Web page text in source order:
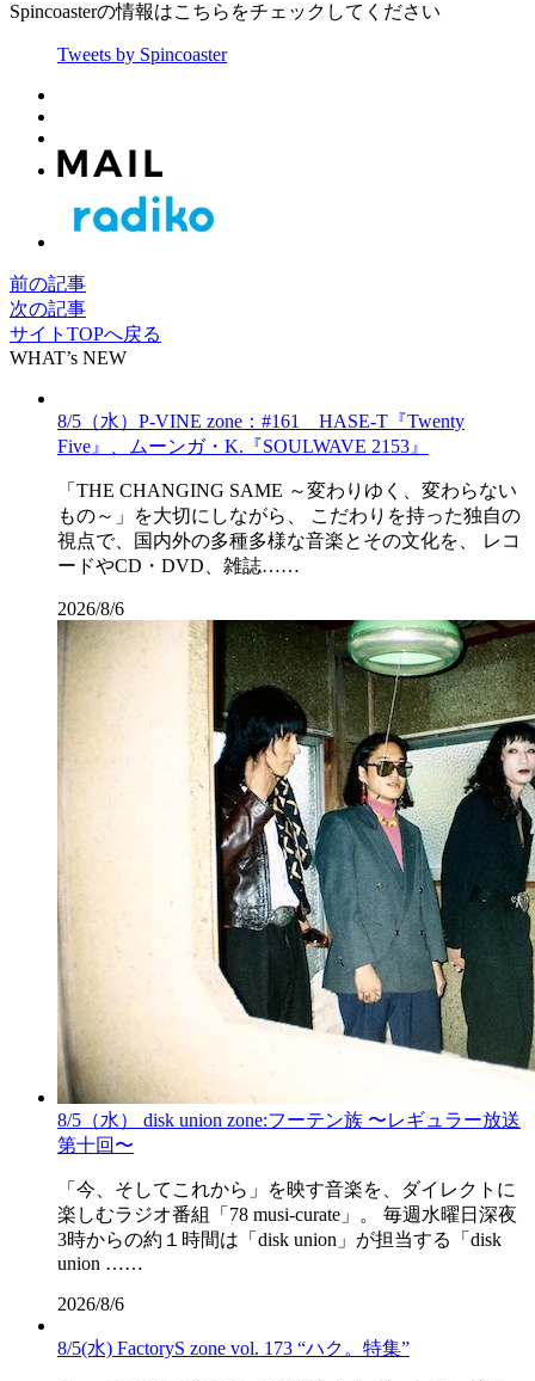
Spincoasterの情報はこちらをチェックしてください
Tweets by Spincoaster
前の記事
次の記事
サイトTOPへ戻る
WHAT’s NEW
8/5（水）P-VINE zone：#161 HASE-T『Twenty
Five』、ムーンガ・K.『SOULWAVE 2153』
「THE CHANGING SAME ～変わりゆく、変わらない
もの～」を大切にしながら、 こだわりを持った独自の
視点で、国内外の多種多様な音楽とその文化を、 レコ
ードやCD・DVD、雑誌……
2026/8/6
8/5（水） disk union zone:フーテン族 〜レギュラー放送
第十回〜
「今、そしてこれから」を映す音楽を、ダイレクトに
楽しむラジオ番組「78 musi-curate」。 毎週水曜日深夜
3時からの約１時間は「disk union」が担当する「disk
union ……
2026/8/6
8/5(水) FactoryS zone vol. 173 “ハク。特集”